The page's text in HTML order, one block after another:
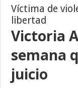
Víctima de
libertad
Victoria
semana
juicio